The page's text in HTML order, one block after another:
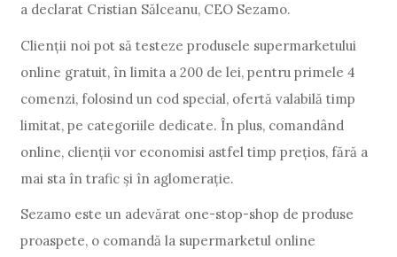
a declarat Cristian Sălceanu, CEO Sezamo.
Clienții noi pot să testeze produsele supermarketului
online gratuit, în limita a 200 de lei, pentru primele 4
comenzi, folosind un cod special, ofertă valabilă timp
limitat, pe categoriile dedicate. În plus, comandând
online, clienții vor economisi astfel timp prețios, fără a
mai sta în trafic și în aglomerație.
Sezamo este un adevărat one-stop-shop de produse
proaspete, o comandă la supermarketul online